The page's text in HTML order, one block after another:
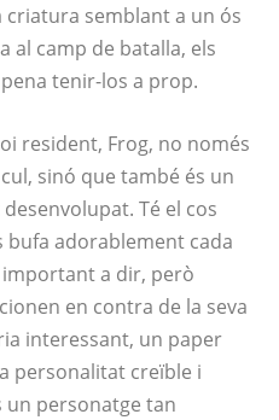
semblant a un ós
al camp de batalla, els
tenir-los a prop.
resident, Frog, no només
sinó que també és un
Té el cos
bufa adorablement cada
important a dir, però
en contra de la seva
interessant, un paper
personalitat creïble i
un personatge tan